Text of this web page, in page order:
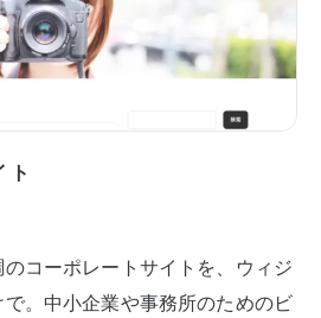
ト
コーポレートサイトを、ウィジ
。中小企業や事務所のためのビ